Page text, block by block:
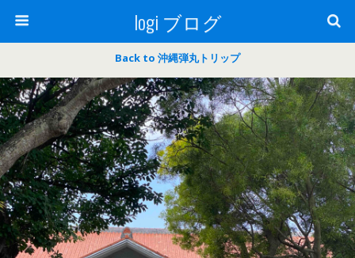
logi ブログ
Back to 沖縄弾丸トリップ